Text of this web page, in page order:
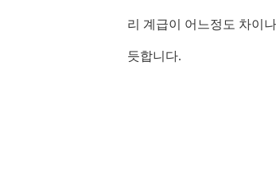
리 계급이 어느정도 차이
듯합니다.